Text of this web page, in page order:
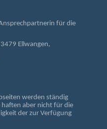
für die
Ellwangen,
werden ständig
aber nicht für die
der zur Verfügung